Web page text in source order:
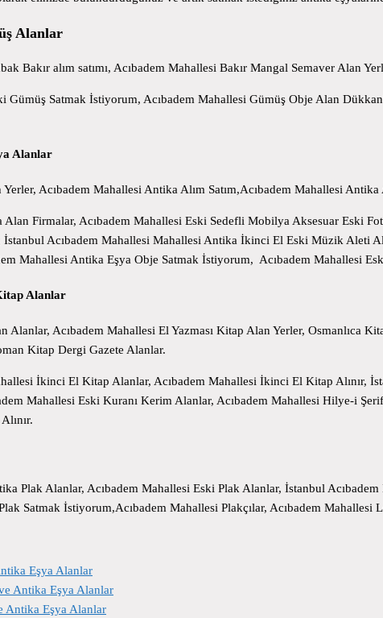
Alanlar
Bakır alım satımı, Acıbadem Mahallesi Bakır Mangal Semaver Alan
Gümüş Satmak İstiyorum, Acıbadem Mahallesi Gümüş Obje Alan
Alanlar
Acıbadem Mahallesi Antika Alım Satım,Acıbadem Mahallesi
Alan Firmalar, Acıbadem Mahallesi Eski Sedefli Mobilya Aksesuar Eski
İstanbul Acıbadem Mahallesi Mahallesi Antika İkinci El Eski Müzik Aleti
Mahallesi Antika Eşya Obje Satmak İstiyorum, Acıbadem Mahallesi
Alanlar
Alanlar, Acıbadem Mahallesi El Yazması Kitap Alan Yerler, Osmanlıca
Kitap Dergi Gazete Alanlar.
İkinci El Kitap Alanlar, Acıbadem Mahallesi İkinci El Kitap Alınır,
Mahallesi Eski Kuranı Kerim Alanlar, Acıbadem Mahallesi Hilye-i
Plak Alanlar, Acıbadem Mahallesi Eski Plak Alanlar, İstanbul
Satmak İstiyorum,Acıbadem Mahallesi Plakçılar, Acıbadem Mahallesi
Eşya Alanlar
Antika Eşya Alanlar
Antika Eşya Alanlar